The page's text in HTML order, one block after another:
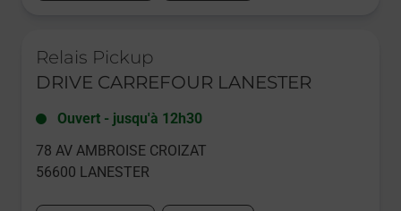
Relais Pickup
DRIVE CARREFOUR LANESTER
Ouvert - jusqu'à 12h30
78 AV AMBROISE CROIZAT
56600 LANESTER